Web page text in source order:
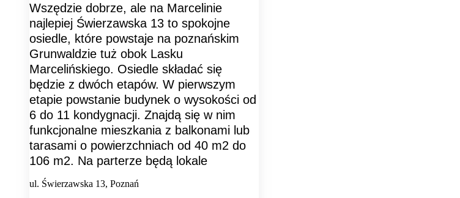
Wszędzie dobrze, ale na Marcelinie
najlepiej Świerzawska 13 to spokojne
osiedle, które powstaje na poznańskim
Grunwaldzie tuż obok Lasku
Marcelińskiego. Osiedle składać się
będzie z dwóch etapów. W pierwszym
etapie powstanie budynek o wysokości od
6 do 11 kondygnacji. Znajdą się w nim
funkcjonalne mieszkania z balkonami lub
tarasami o powierzchniach od 40 m2 do
106 m2. Na parterze będą lokale
ul. Świerzawska 13, Poznań